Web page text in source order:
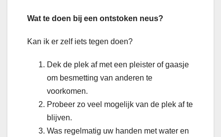
Wat te doen bij een ontstoken neus?
Kan ik er zelf iets tegen doen?
Dek de plek af met een pleister of gaasje
om besmetting van anderen te
voorkomen.
Probeer zo veel mogelijk van de plek af te
blijven.
Was regelmatig uw handen met water en